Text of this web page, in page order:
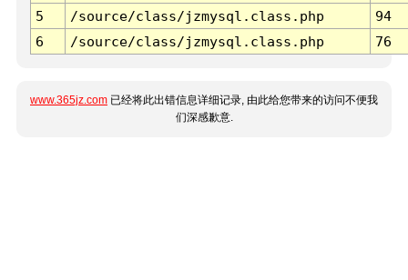
5
/source/class/jzmysql.class.php
94
6
/source/class/jzmysql.class.php 76
www.365jz.com 已经将此出错信息详细记录, 由此给您带来的访问不便我
们深感歉意.